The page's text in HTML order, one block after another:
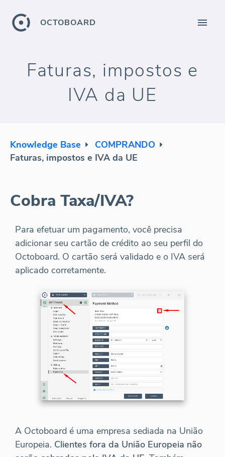
OCTOBOARD
Faturas, impostos e
IVA da UE
Knowledge Base
COMPRANDO
Faturas, impostos e IVA da UE
Cobra Taxa/IVA?
Para efetuar um pagamento, você precisa
adicionar seu cartão de crédito ao seu perfil do
Octoboard. O cartão será validado e o IVA será
aplicado corretamente.
A Octoboard é uma empresa sediada na União
Europeia. Clientes fora da União Europeia não